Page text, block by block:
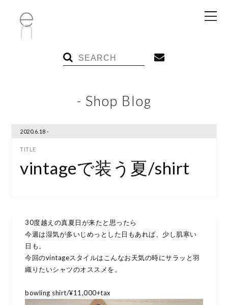
- Shop Blog
2020.6.18 -
vintageで装う夏/shirt
30度越えの真夏日が来たと思ったら
今週は湿気が多いじめっとした日もあれば、少し肌寒い
日も。
今回のvintageスタイルはこんなお天気の時にサラッと羽
織りたいシャツのオススメを。
bowling shirt/¥11,000+tax